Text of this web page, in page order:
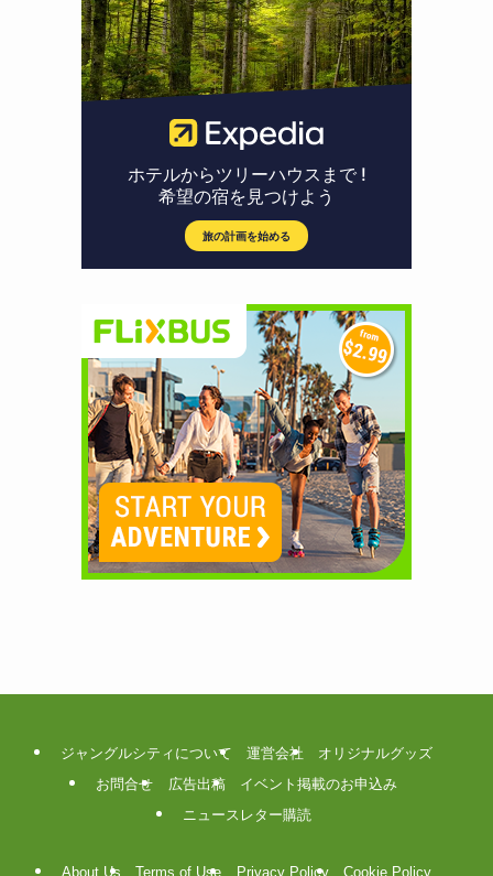
ジャングルシティについて 運営会社
オリジナルグッズ
お問合せ
広告出稿
イベント掲載のお申込み
ニュースレター購読
About Us Terms of Use Privacy Policy Cookie Policy